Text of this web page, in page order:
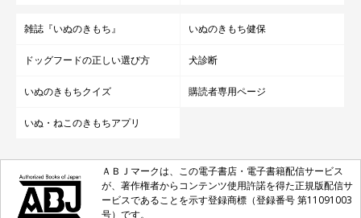
雑誌『いぬのきもち』 いぬのきもち健保
ドッグフードの正しい選び方 犬診断
いぬのきもちクイズ 購読者専用ページ
いぬ・ねこのきもちアプリ
ＡＢＪマークは、この電子書店・電子書籍配信サービス
が、著作権者からコンテンツ使用許諾を得た正規版配信サ
ービスであることを示す登録商標（登録番号 第11091003
号）です。